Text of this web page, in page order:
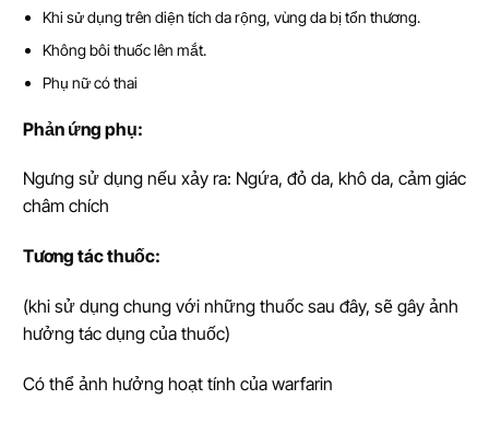
Khi sử dụng trên diện tích da rộng, vùng da bị tổn thương.
Không bôi thuốc lên mắt.
Phụ nữ có thai
Phản ứng phụ:
Ngưng sử dụng nếu xảy ra: Ngứa, đỏ da, khô da, cảm giác
châm chích
Tương tác thuốc:
(khi sử dụng chung với những thuốc sau đây, sẽ gây ảnh
hưởng tác dụng của thuốc)
Có thể ảnh hưởng hoạt tính của warfarin